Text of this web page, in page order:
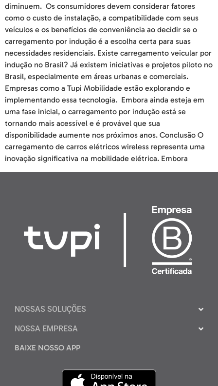
diminuem. Os consumidores devem considerar fatores
como o custo de instalação, a compatibilidade com seus
veículos e os benefícios de conveniência ao decidir se o
carregamento por indução é a escolha certa para suas
necessidades residenciais. Existe carregamento veicular por
indução no Brasil? Já existem iniciativas e projetos piloto no
Brasil, especialmente em áreas urbanas e comerciais.
Empresas como a Tupi Mobilidade estão explorando e
implementando essa tecnologia. Embora ainda esteja em
uma fase inicial, o carregamento por indução está se
tornando mais acessível e é provável que sua
disponibilidade aumente nos próximos anos. Conclusão O
carregamento de carros elétricos wireless representa uma
inovação significativa na mobilidade elétrica. Embora
NOSSAS SOLUÇÕES
NOSSA EMPRESA
BAIXE NOSSO APP